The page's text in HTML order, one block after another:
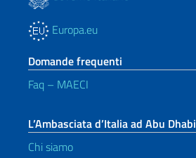
Europa.eu
Domande frequenti
Faq – MAECI
L’Ambasciata d’Italia ad Abu Dhabi
Chi siamo